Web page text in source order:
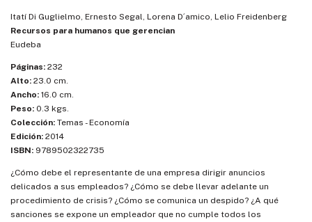
Itatí Di Guglielmo, Ernesto Segal, Lorena D´amico, Lelio Freidenberg
Recursos para humanos que gerencian
Eudeba
Páginas: 232
Alto: 23.0 cm.
Ancho: 16.0 cm.
Peso: 0.3 kgs.
Colección: Temas - Economía
Edición: 2014
ISBN: 9789502322735
¿Cómo debe el representante de una empresa dirigir anuncios
delicados a sus empleados? ¿Cómo se debe llevar adelante un
procedimiento de crisis? ¿Cómo se comunica un despido? ¿A qué
sanciones se expone un empleador que no cumple todos los